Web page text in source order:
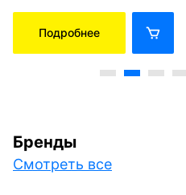
Подробнее
Бренды
Смотреть все